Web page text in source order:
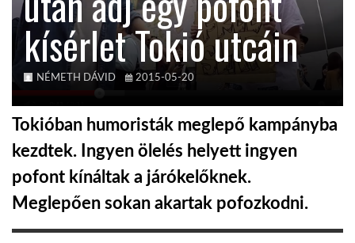
A VILÁG ITTHON
kísérlet Tokió utcáin
NÉMETH DÁVID 2015-05-20
Tokióban humoristák meglepő kampányba
kezdtek. Ingyen ölelés helyett ingyen
pofont kínáltak a járókelőknek.
Meglepően sokan akartak pofozkodni.